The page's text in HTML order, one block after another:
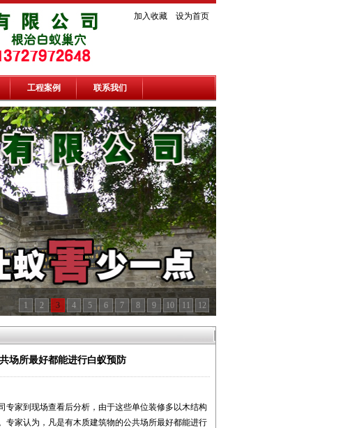
加入收藏 设为首页
工程案例 联系我们
1 2 3 4 5 6 7 8 9 10 11 12
场所最好都能进行白蚁预防
家到现场查看后分析，由于这些单位装修多以木结构
专家认为，凡是有木质建筑物的公共场所最好都能进行